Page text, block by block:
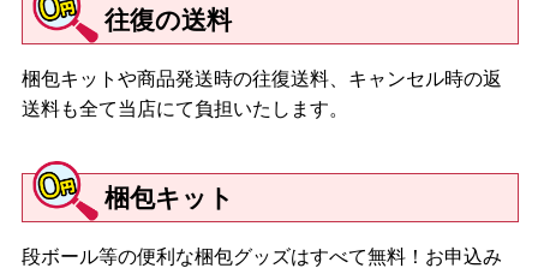
往復の送料
梱包キットや商品発送時の往復送料、キャンセル時の返
送料も全て当店にて負担いたします。
梱包キット
段ボール等の便利な梱包グッズはすべて無料！お申込み